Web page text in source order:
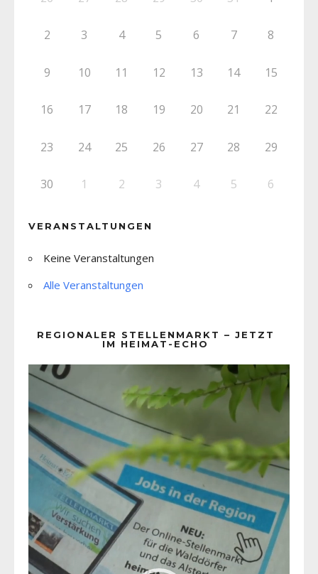
2 3 4 5 6 7 8
9 10 11 12 13 14 15
16 17 18 19 20 21 22
23 24 25 26 27 28 29
30 1 2 3 4 5 6
VERANSTALTUNGEN
Keine Veranstaltungen
Alle Veranstaltungen
REGIONALER STELLENMARKT – JETZT
IM HEIMAT-ECHO
Player